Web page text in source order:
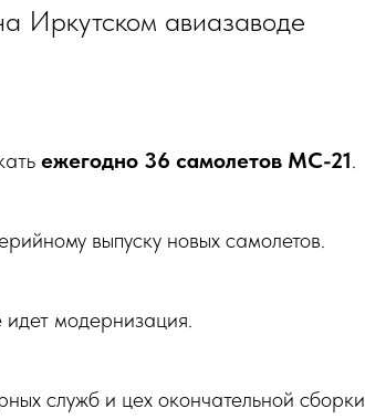
Иркутском авиазаводе
ежегодно 36 самолетов МС-21.
выпуску новых самолетов.
модернизация.
служб и цех окончательной сборки